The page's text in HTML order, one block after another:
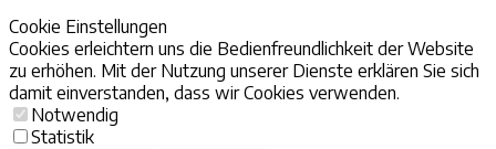
Cookie Einstellungen
Cookies erleichtern uns die Bedienfreundlichkeit der Website
zu erhöhen. Mit der Nutzung unserer Dienste erklären Sie sich
damit einverstanden, dass wir Cookies verwenden.
Notwendig
Statistik